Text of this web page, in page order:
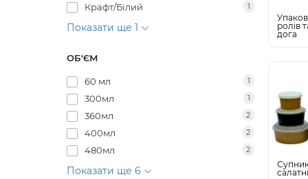
Крафт/Білий 1
Показати ще 1
ОБ'ЄМ
60 мл 1
300мл 1
360мл 2
400мл 2
480мл 2
Показати ще 6
ролів
дога